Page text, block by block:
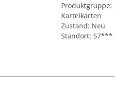
Produktgruppe:
Karteikarten
Zustand: Neu
Standort: 57***